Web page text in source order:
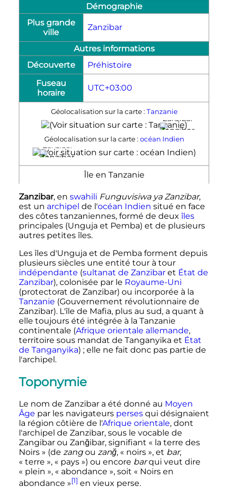
Démographie
Plus grande
ville
Zanzibar
Autres informations
Découverte
Préhistoire
Fuseau
horaire
UTC+03:00
Géolocalisation sur la carte : Tanzanie
Zanzibar
Géolocalisation sur la carte : océan Indien
Île en Tanzanie
Zanzibar, en swahili Funguvisiwa ya Zanzibar,
est un archipel de l'océan Indien situé en face
des côtes tanzaniennes, formé de deux îles
principales (Unguja et Pemba) et de plusieurs
autres petites îles.
Les îles d'Unguja et de Pemba forment depuis
plusieurs siècles une entité tour à tour
indépendante (sultanat de Zanzibaret État de
Zanzibar), colonisée par le Royaume-Uni
(protectorat de Zanzibar) ou incorporée à la
Tanzanie (Gouvernement révolutionnaire de
Zanzibar). L'île de Mafia, plus au sud, a quant à
elle toujours été intégrée à la Tanzanie
continentale (Afrique orientale allemande,
territoire sous mandat de Tanganyika et État
de Tanganyika) ; elle ne fait donc pas partie de
l'archipel.
Toponymie
Le nom de Zanzibar a été donné au Moyen
Âge par les navigateurs persesqui désignaient
la région côtière de l'Afrique orientale, dont
l'archipel de Zanzibar, sous le vocable de
Zangibar ou Zanğibar, signifiant « la terre des
Noirs » (de zangou zanğ, « noirs », et bar,
« terre », « pays ») ou encore barqui veut dire
« plein », « abondance », soit « Noirs en
abondance »[1] en vieux perse.